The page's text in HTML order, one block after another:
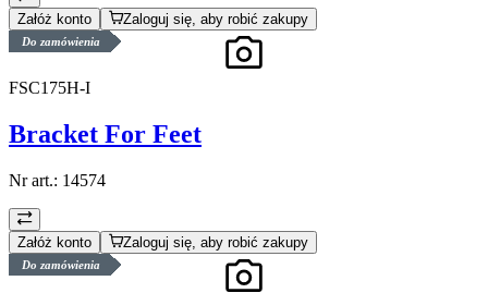
Załóż konto Zaloguj się, aby robić zakupy
Do zamówienia
FSC175H-I
Bracket For Feet
Nr art.: 14574
Załóż konto Zaloguj się, aby robić zakupy
Do zamówienia